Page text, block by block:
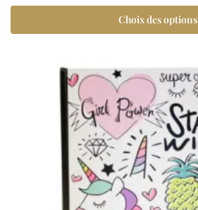
Choix des options